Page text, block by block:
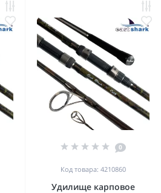
0
Код товара: 4210860
Удилище карповое